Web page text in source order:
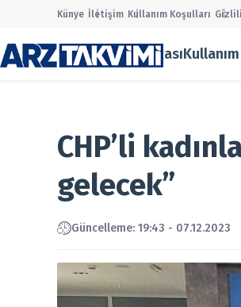
Künye İletişim Kullanım Koşulları
Gizlilik Politikası
CHP’li
gelecek”
Güncelleme: 19:43 - 07.12.2023